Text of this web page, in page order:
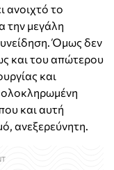
ανοιχτό το
την μεγάλη
Όμως δεν
και του απώτερου
και
ολοκληρωμένη
και αυτή
ανεξερεύνητη.